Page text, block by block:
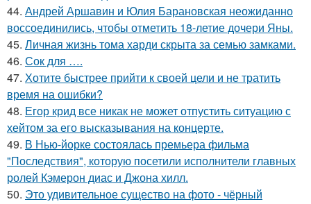
44. Андрей Аршавин и Юлия Барановская неожиданно
воссоединились, чтобы отметить 18-летие дочери Яны.
45. Личная жизнь тома харди скрыта за семью замками.
46. Сок для ….
47. Хотите быстрее прийти к своей цели и не тратить
время на ошибки?
48. Егор крид все никак не может отпустить ситуацию с
хейтом за его высказывания на концерте.
49. В Нью-йорке состоялась премьера фильма
"Последствия", которую посетили исполнители главных
ролей Кэмерон диас и Джона хилл.
50. Это удивительное существо на фото - чёрный